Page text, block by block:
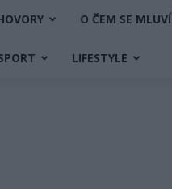
O ČEM SE MLUVÍ
LIFESTYLE